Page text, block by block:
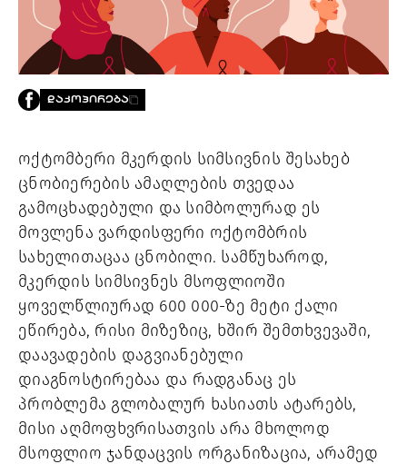
PROJECTS
LIBRARY
SHOP
ᲒᲐᲛᲝᲒᲕᲧᲔᲕᲘ
ᲙᲝᲜᲢᲐᲥᲢᲘ
INFO@HAMMOCKMAGAZINE.GE
ᲩᲕᲔᲜ
ᲨᲔᲡᲐᲮᲔᲑ
STUDIO
ᲓᲐᲙᲝᲞᲘᲠᲔᲑᲐ
ოქტომბერი მკერდის სიმსივნის შესახებ
ცნობიერების ამაღლების თვედაა
გამოცხადებული და სიმბოლურად ეს
მოვლენა ვარდისფერი ოქტომბრის
სახელითაცაა ცნობილი. სამწუხაროდ,
მკერდის სიმსივნეს მსოფლიოში
ყოველწლიურად 600 000-ზე მეტი ქალი
ეწირება, რისი მიზეზიც, ხშირ შემთხვევაში,
დაავადების დაგვიანებული
დიაგნოსტირებაა და რადგანაც ეს
პრობლემა გლობალურ ხასიათს ატარებს,
მისი აღმოფხვრისათვის არა მხოლოდ
მსოფლიო ჯანდაცვის ორგანიზაცია, არამედ